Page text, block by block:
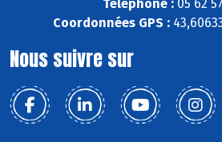
Téléphone :05 62
Coordonnées GPS :
Nous suivre sur